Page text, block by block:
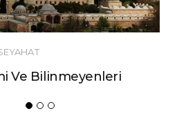
Lezzetli 10